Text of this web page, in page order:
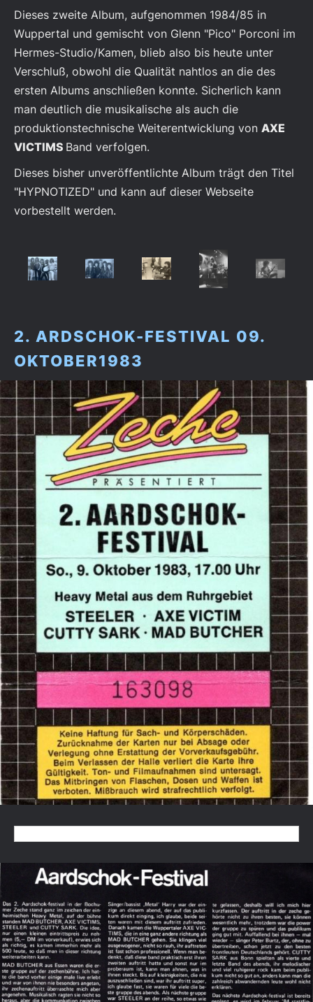
Dieses zweite Album, aufgenommen 1984/85 in
Wuppertal und gemischt von Glenn "Pico" Porconi im
Hermes-Studio/Kamen, blieb also bis heute unter
Verschluß, obwohl die Qualität nahtlos an die des
ersten Albums anschließen konnte. Sicherlich kann
man deutlich die musikalische als auch die
produktionstechnische Weiterentwicklung von AXE
VICTIMS Band verfolgen.
Dieses bisher unveröffentlichte Album trägt den Titel
"HYPNOTIZED" und kann auf dieser Webseite
vorbestellt werden.
2. ARDSCHOK-FESTIVAL 09.
OKTOBER1983